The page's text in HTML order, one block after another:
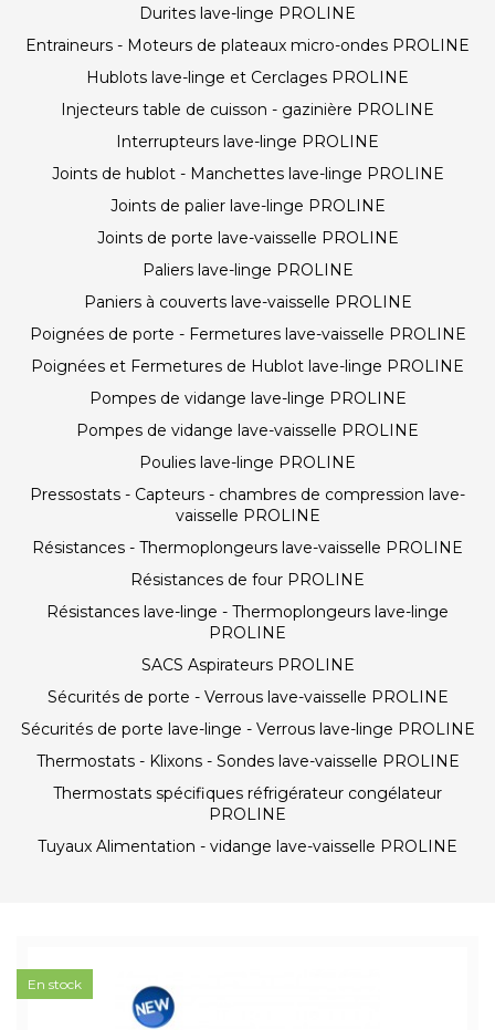
Durites lave-linge PROLINE
Entraineurs - Moteurs de plateaux micro-ondes PROLINE
Hublots lave-linge et Cerclages PROLINE
Injecteurs table de cuisson - gazinière PROLINE
Interrupteurs lave-linge PROLINE
Joints de hublot - Manchettes lave-linge PROLINE
Joints de palier lave-linge PROLINE
Joints de porte lave-vaisselle PROLINE
Paliers lave-linge PROLINE
Paniers à couverts lave-vaisselle PROLINE
Poignées de porte - Fermetures lave-vaisselle PROLINE
Poignées et Fermetures de Hublot lave-linge PROLINE
Pompes de vidange lave-linge PROLINE
Pompes de vidange lave-vaisselle PROLINE
Poulies lave-linge PROLINE
Pressostats - Capteurs - chambres de compression lave-
vaisselle PROLINE
Résistances - Thermoplongeurs lave-vaisselle PROLINE
Résistances de four PROLINE
Résistances lave-linge - Thermoplongeurs lave-linge
PROLINE
SACS Aspirateurs PROLINE
Sécurités de porte - Verrous lave-vaisselle PROLINE
Sécurités de porte lave-linge - Verrous lave-linge PROLINE
Thermostats - Klixons - Sondes lave-vaisselle PROLINE
Thermostats spécifiques réfrigérateur congélateur
PROLINE
Tuyaux Alimentation - vidange lave-vaisselle PROLINE
En stock